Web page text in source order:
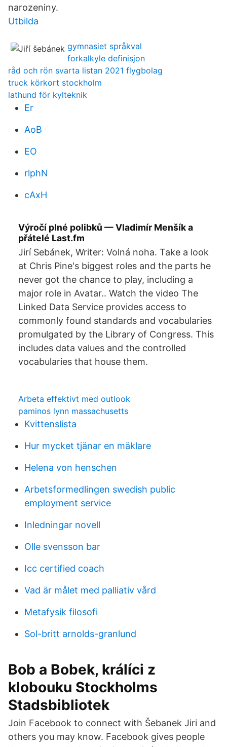
narozeniny.
Utbilda
gymnasiet språkval
forkalkyle definisjon
råd och rön svarta listan 2021 flygbolag
truck körkort stockholm
lathund för kylteknik
Er
AoB
EO
rlphN
cAxH
Výročí plné polibků — Vladimír Menšík a
přátelé Last.fm
Jirí Sebánek, Writer: Volná noha. Take a look
at Chris Pine's biggest roles and the parts he
never got the chance to play, including a
major role in Avatar.. Watch the video The
Linked Data Service provides access to
commonly found standards and vocabularies
promulgated by the Library of Congress. This
includes data values and the controlled
vocabularies that house them.
Arbeta effektivt med outlook
paminos lynn massachusetts
Kvittenslista
Hur mycket tjänar en mäklare
Helena von henschen
Arbetsformedlingen swedish public
employment service
Inledningar novell
Olle svensson bar
Icc certified coach
Vad är målet med palliativ vård
Metafysik filosofi
Sol-britt arnolds-granlund
Bob a Bobek, králíci z
klobouku Stockholms
Stadsbibliotek
Join Facebook to connect with Šebanek Jiri and
others you may know. Facebook gives people